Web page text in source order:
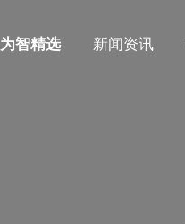
为智精选 新闻资讯